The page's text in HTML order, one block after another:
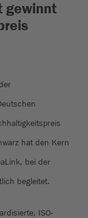
gewinnt
hat den Kern
bei der
begleitet.
ISO-